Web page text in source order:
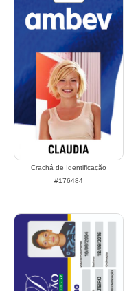
Crachá de Identificação
#176484